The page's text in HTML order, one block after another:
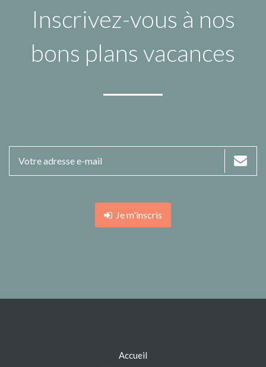
Inscrivez-vous à nos
bons plans vacances
Je m'inscris
Accueil